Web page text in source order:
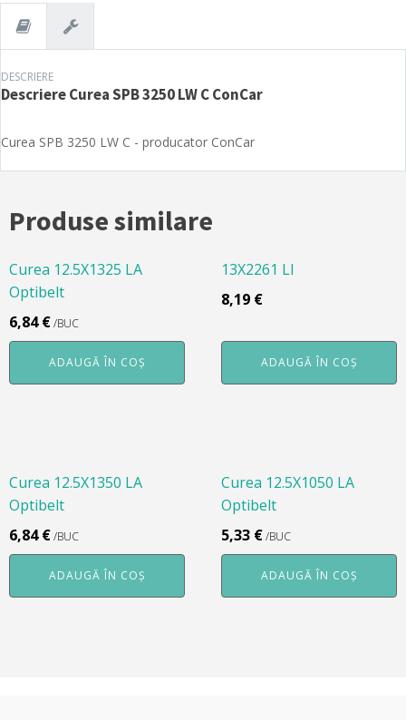
DESCRIERE
DescriereCurea SPB 3250 LW C ConCar
Curea SPB 3250 LW C - producator ConCar
Produse similare
Curea 12.5X1325 LA
Optibelt
6,84€/BUC
ADAUGĂ ÎN COȘ
13X2261 LI
8,19 €
ADAUGĂ ÎN COȘ
Curea 12.5X1350 LA
Optibelt
6,84€/BUC
ADAUGĂ ÎN COȘ
Curea 12.5X1050 LA
Optibelt
5,33 €/BUC
ADAUGĂ ÎN COȘ